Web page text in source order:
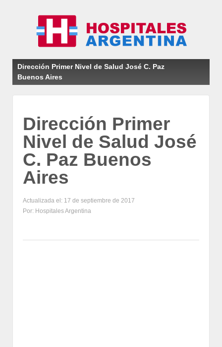
Dirección Primer Nivel de Salud José C. Paz
Buenos Aires
Dirección Primer
Nivel de Salud José
C. Paz Buenos
Aires
Actualizada el: 17 de septiembre de 2017
Por: Hospitales Argentina